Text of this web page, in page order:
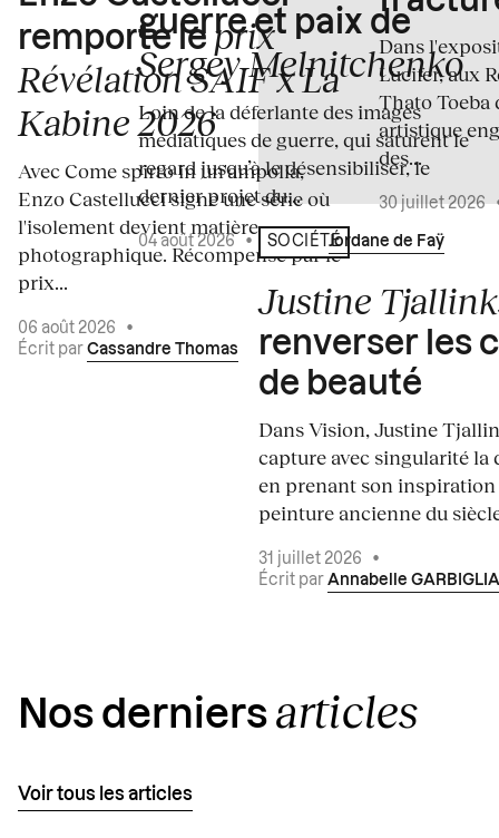
remporte le prix
Révélation SAIF x La
Kabine 2026
Avec Come spirto in un'ampolla,
Enzo Castellucci signe une série où
l'isolement devient matière
photographique. Récompensé par le
prix...
06 août 2026
•
Écrit par Cassandre Thomas
guerre et paix de
Sergey Melnitchenko
Loin de la déferlante des images
médiatiques de guerre, qui saturent le
regard jusqu’à le désensibiliser, le
dernier projet du...
04 août 2026 • Écrit par Jordane de Faÿ
SOCIÉTÉ
Justine
renverser les
de beauté
Dans Vision, Justine
capture avec singularité la
en prenant son inspiration
peinture ancienne du
31 juillet 2026
•
Écrit par Annabelle GARBIGLIA
Dans
Lucifer, aux
Thato Toeba
artistique
des...
30 juillet 2026
Nos derniers articles
Voir tous les articles